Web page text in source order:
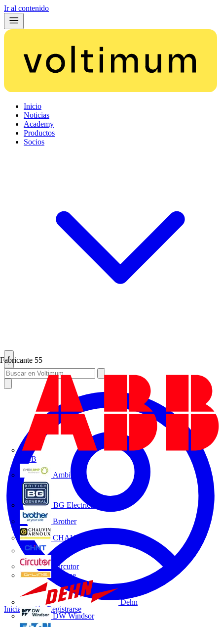
Ir al contenido
Inicio
Noticias
Academy
Productos
Socios
Fabricante 55
ABB
Ambilamp
BG Electrical
Brother
CHAUVIN ARNOUX
CHINT
Circutor
D-Line
Dehn
DW Windsor
Iniciar sesión Registrarse